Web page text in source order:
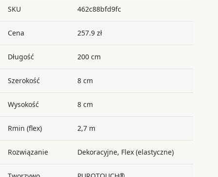
SKU 462c88bfd9fc
Cena 257.9 zł
Długość 200 cm
Szerokość 8 cm
Wysokość 8 cm
Rmin (flex) 2,7 m
Rozwiązanie Dekoracyjne, Flex (elastyczne)